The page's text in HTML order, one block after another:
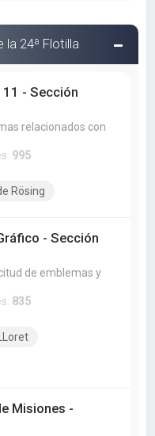
la 24ª Flotilla
- Sección
relacionados con
995
Rösing
- Sección
de emblemas y
835
Misiones -